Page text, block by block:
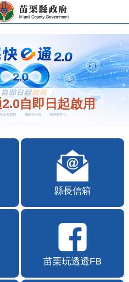
自即日起啟用
縣長信箱
苗栗玩透透FB